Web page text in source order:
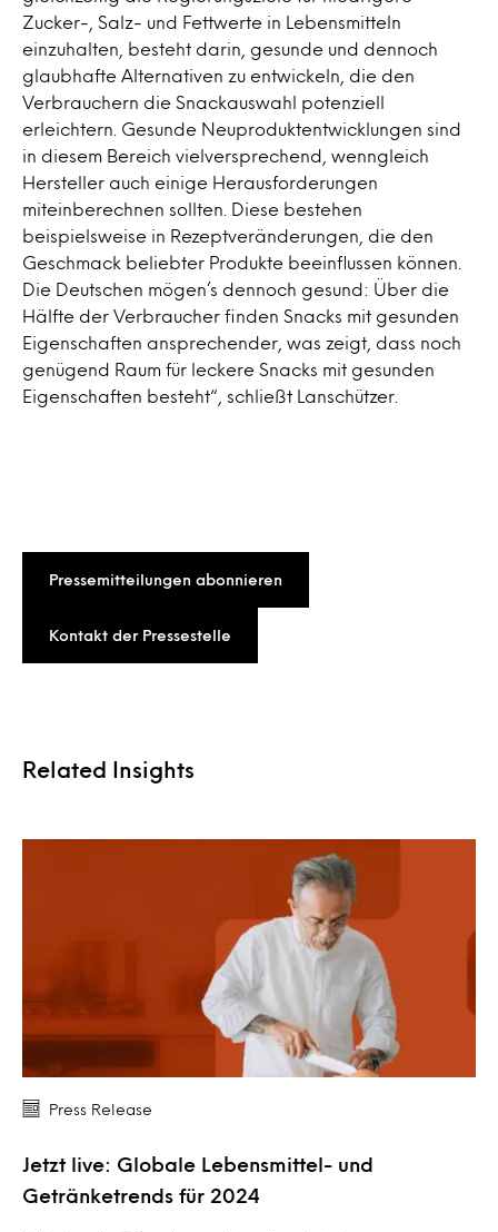
Zucker-, Salz- und Fettwerte in Lebensmitteln
einzuhalten, besteht darin, gesunde und dennoch
glaubhafte Alternativen zu entwickeln, die den
Verbrauchern die Snackauswahl potenziell
erleichtern. Gesunde Neuproduktentwicklungen sind
in diesem Bereich vielversprechend, wenngleich
Hersteller auch einige Herausforderungen
miteinberechnen sollten. Diese bestehen
beispielsweise in Rezeptveränderungen, die den
Geschmack beliebter Produkte beeinflussen können.
Die Deutschen mögen’s dennoch gesund: Über die
Hälfte der Verbraucher finden Snacks mit gesunden
Eigenschaften ansprechender, was zeigt, dass noch
genügend Raum für leckere Snacks mit gesunden
Eigenschaften besteht“, schließt Lanschützer.
Pressemitteilungen abonnieren
Kontakt der Pressestelle
Related Insights
Press Release
Jetzt live: Globale Lebensmittel- und
Getränketrends für 2024